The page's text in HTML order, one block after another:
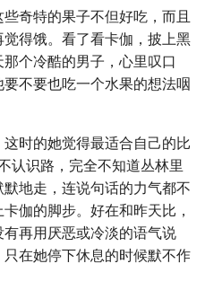
奇特的果子不但好吃，而且
得饿。看了看卡伽，披上黑
个冷酷的男子，心里叹口
不要也吃一个水果的想法咽
时的她觉得最适合自己的比
认识路，完全不知道丛林里
地走，连说句话的力气都不
伽的脚步。好在和昨天比，
再用厌恶或冷淡的语气说
在她停下休息的时候默不作